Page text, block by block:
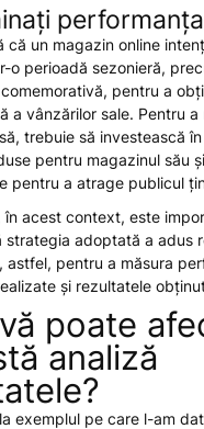
că un magazin online
o perioadă sezonieră,
pentru a
a vânzărilor sale. Pentru a
trebuie să investească
pentru magazinul său
pentru a atrage publicul
în acest context, este
strategia adoptată a adus
astfel, pentru a măsura
și rezultatele
poate
analiză
exemplul pe care l-am